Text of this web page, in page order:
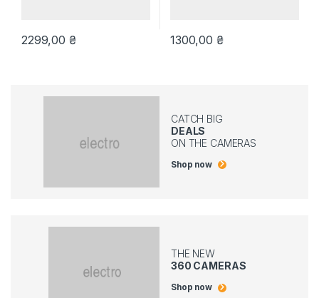
2299,00 ₴ 1300,00 ₴
CATCH BIG
DEALS
ON THE CAMERAS
Shop now
THE NEW
360 CAMERAS
Shop now